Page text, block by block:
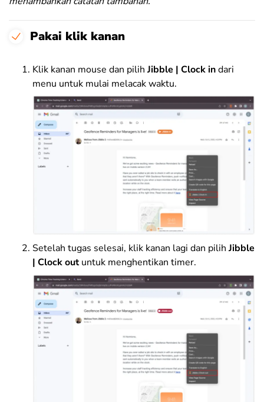
Pakai klik kanan
Klik kanan mouse dan pilih Jibble | Clock indari
menu untuk mulai melacak waktu.
Setelah tugas selesai, klik kanan lagi dan pilih Jibble
| Clock outuntuk menghentikan timer.